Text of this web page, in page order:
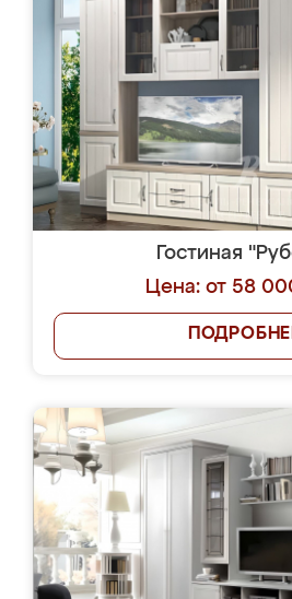
Гостиная
Цена: от 58